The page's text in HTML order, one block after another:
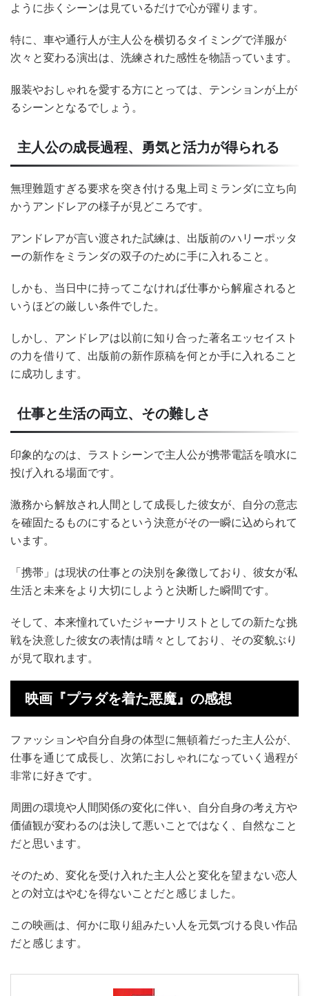
ように歩くシーンは見ているだけで心が躍ります。
特に、車や通行人が主人公を横切るタイミングで洋服が
次々と変わる演出は、洗練された感性を物語っています。
服装やおしゃれを愛する方にとっては、テンションが上が
るシーンとなるでしょう。
主人公の成長過程、勇気と活力が得られる
無理難題すぎる要求を突き付ける鬼上司ミランダに立ち向
かうアンドレアの様子が見どころです。
アンドレアが言い渡された試練は、出版前のハリーポッタ
ーの新作をミランダの双子のために手に入れること。
しかも、当日中に持ってこなければ仕事から解雇されると
いうほどの厳しい条件でした。
しかし、アンドレアは以前に知り合った著名エッセイスト
の力を借りて、出版前の新作原稿を何とか手に入れること
に成功します。
仕事と生活の両立、その難しさ
印象的なのは、ラストシーンで主人公が携帯電話を噴水に
投げ入れる場面です。
激務から解放され人間として成長した彼女が、自分の意志
を確固たるものにするという決意がその一瞬に込められて
います。
「携帯」は現状の仕事との決別を象徴しており、彼女が私
生活と未来をより大切にしようと決断した瞬間です。
そして、本来憧れていたジャーナリストとしての新たな挑
戦を決意した彼女の表情は晴々としており、その変貌ぶり
が見て取れます。
映画『プラダを着た悪魔』の感想
ファッションや自分自身の体型に無頓着だった主人公が、
仕事を通じて成長し、次第におしゃれになっていく過程が
非常に好きです。
周囲の環境や人間関係の変化に伴い、自分自身の考え方や
価値観が変わるのは決して悪いことではなく、自然なこと
だと思います。
そのため、変化を受け入れた主人公と変化を望まない恋人
との対立はやむを得ないことだと感じました。
この映画は、何かに取り組みたい人を元気づける良い作品
だと感じます。